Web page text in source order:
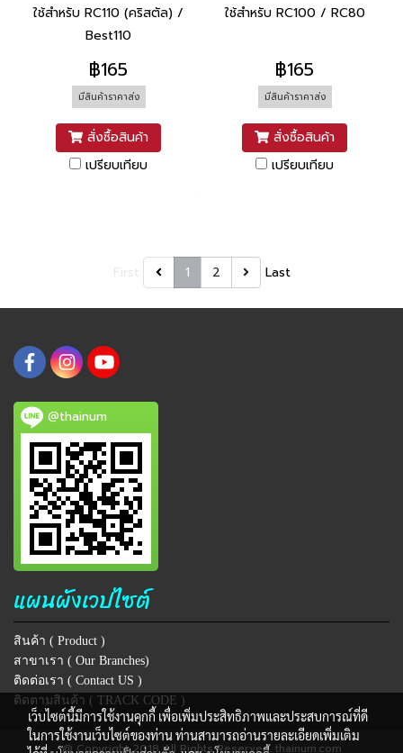
ใช้สำหรับ RC110 (คริสตัล) /
Best110
฿165
มีสินค้าราคาส่ง
สั่งซื้อสินค้า
เปรียบเทียบ
ใช้สำหรับ RC100 / RC80
฿165
มีสินค้าราคาส่ง
สั่งซื้อสินค้า
เปรียบเทียบ
1 2 Last
@thainum
แผนผังเวปไซต์
สินค้า ( Product )
สาขาเรา ( Our Branches)
ติดต่อเรา ( Contact US )
ติดตามสินค้า ( TRACK CODE )
@ Copyright 2018 All Rights Reserved. thainum.com
เว็บไซต์นี้มีการใช้งานคุกกี้ เพื่อเพิ่มประสิทธิภาพและประสบการณ์ที่ดี
ในการใช้งานเว็บไซต์ของท่าน ท่านสามารถอ่านรายละเอียดเพิ่มเติม